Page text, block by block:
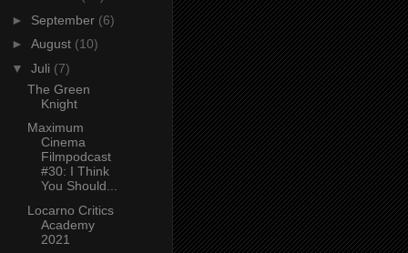
► September (6)
► August (10)
▼ Juli (7)
The Green
Knight
Maximum
Cinema
Filmpodcast
#30: I Think
You Should...
Locarno Critics
Academy
2021